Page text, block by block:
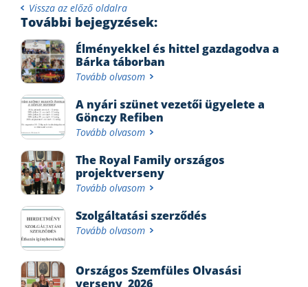
Vissza az előző oldalra
További bejegyzések:
Élményekkel és hittel gazdagodva a
Bárka táborban
Tovább olvasom
A nyári szünet vezetői ügyelete a
Gönczy Refiben
Tovább olvasom
The Royal Family országos
projektverseny
Tovább olvasom
Szolgáltatási szerződés
Tovább olvasom
Országos Szemfüles Olvasási
verseny_2026